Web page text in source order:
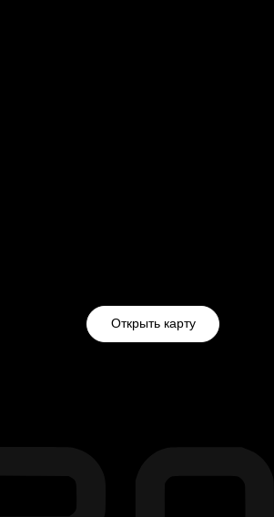
Открыть карту